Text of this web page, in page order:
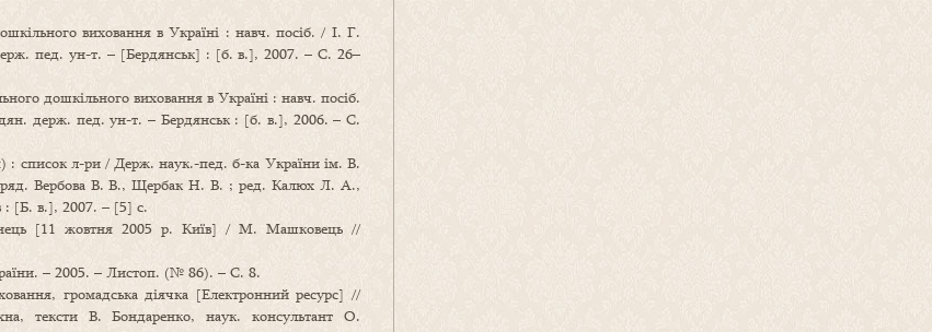
виховання в Україні : навч. посіб. / І. Г.
пед. ун-т. – [Бердянськ] : [б. в.], 2007. – С. 26–
дошкільного виховання в Україні : навч. посіб.
держ. пед. ун-т. – Бердянськ : [б. в.], 2006. – С.
: список л-ри / Держ. наук.-пед. б-ка України ім. В.
Вербова В. В., Щербак Н. В. ; ред. Калюх Л. А.,
: [Б. в.], 2007. – [5] с.
[11 жовтня 2005 р. Київ] / М. Машковець //
– 2005. – Листоп. (№ 86). – С. 8.
громадська діячка [Електронний ресурс] //
тексти В. Бондаренко, наук. консультант О.